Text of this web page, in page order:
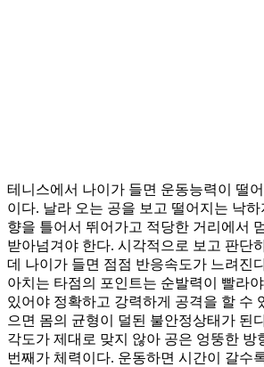
테니스에서 나이가 들면 운동능력이 떨
이다. 날라 오는 공을 보고 떨어지는 낙
향을 틀어서 뛰어가고 적당한 거리에서
받아넘겨야 한다. 시각적으로 보고 판단
데 나이가 들면 점점 반응속도가 느려진
아치는 타점의 포인트는 순발력이 빨라
있어야 정확하고 강력하게 공격을 할 수
으면 몸의 균형이 덜된 불안정상태가 된
각도가 제대로 맞지 않아 공은 엉뚱한 방
번째가 체력이다. 운동하면 시간이 갈수